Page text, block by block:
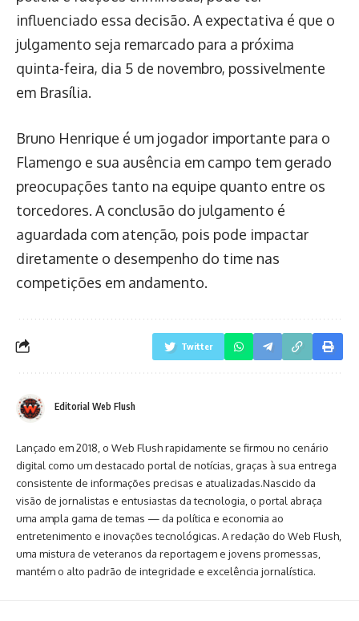
influenciado essa decisão. A expectativa é que o
julgamento seja remarcado para a próxima
quinta-feira, dia 5 de novembro, possivelmente
em Brasília.
Bruno Henrique é um jogador importante para o
Flamengo e sua ausência em campo tem gerado
preocupações tanto na equipe quanto entre os
torcedores. A conclusão do julgamento é
aguardada com atenção, pois pode impactar
diretamente o desempenho do time nas
competições em andamento.
Twitter
Editorial Web Flush
Lançado em 2018, o Web Flush rapidamente se firmou no cenário
digital como um destacado portal de notícias, graças à sua entrega
consistente de informações precisas e atualizadas.Nascido da
visão de jornalistas e entusiastas da tecnologia, o portal abraça
uma ampla gama de temas — da política e economia ao
entretenimento e inovações tecnológicas. A redação do Web Flush,
uma mistura de veteranos da reportagem e jovens promessas,
mantém o alto padrão de integridade e excelência jornalística.